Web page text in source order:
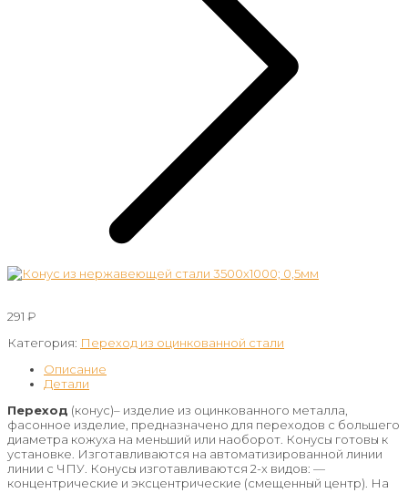
291 ₽
Категория: Переход из оцинкованной стали
Описание
Детали
Переход (конус)– изделие из оцинкованного металла,
фасонное изделие, предназначено для переходов с большего
диаметра кожуха на меньший или наоборот. Конусы готовы к
установке. Изготавливаются на автоматизированной линии
линии с ЧПУ. Конусы изготавливаются 2-х видов: —
концентрические и эксцентрические (смещенный центр). На